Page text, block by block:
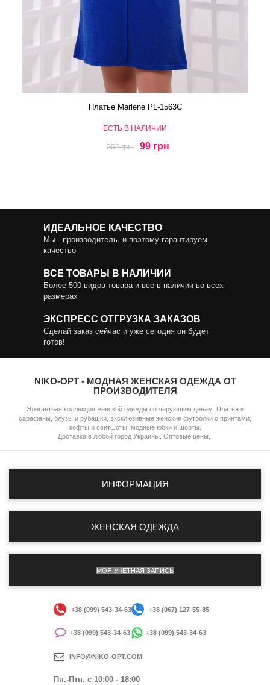
Платье Marlene PL-1563C
ЕСТЬ В НАЛИЧИИ
252 грн 99 грн
ИДЕАЛЬНОЕ КАЧЕСТВО
Мы - производитель, и поэтому гарантируем
качество
ВСЕ ТОВАРЫ В НАЛИЧИИ
Более 500 видов товара и все в наличии во всех
размерах
ЭКСПРЕСС ОТГРУЗКА ЗАКАЗОВ
Сделай заказ сейчас и уже сегодня он будет
готов!
NIKO-OPT - МОДНАЯ ЖЕНСКАЯ ОДЕЖДА ОТ
ПРОИЗВОДИТЕЛЯ
Элегантная коллекция женской одежды по чарующим ценам. Платья и
сарафаны, блузы и рубашки, эксклюзивные женские футболки с принтами,
кофты и свитшоты, модные юбки и шорты.
Доставка в любой город Украины. Оптовые цены.
ИНФОРМАЦИЯ
ЖЕНСКАЯ ОДЕЖДА
МОЯ УЧЕТНАЯ ЗАПИСЬ
+38 (099) 543-34-63 +38 (067) 127-55-85
+38 (099) 543-34-63 +38 (099) 543-34-63
INFO@NIKO-OPT.COM
Пн.-Птн. c 10:00 - 18:00